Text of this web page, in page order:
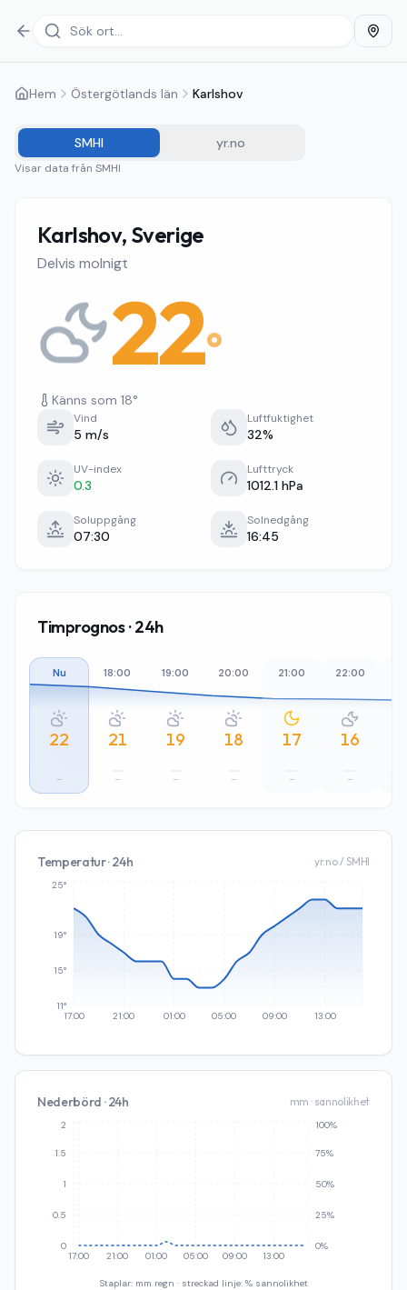
Hem Östergötlands län Karlshov
SMHI yr.no
Visar data från SMHI
Karlshov, Sverige
Delvis molnigt
22°
Känns som 18°
Vind
5 m/s
Luftfuktighet
32%
UV-index
0.3
Lufttryck
1012.1 hPa
Soluppgång
07:30
Solnedgång
16:45
Timprognos · 24h
Nu
22
–
18:00
21
–
19:00
19
–
20:00
18
–
21:00
17
–
22:00
16
–
Temperatur · 24h yr.no / SMHI
17:00 21:00 01:00 05:00 09:00 13:00
11°
15°
19°
25°
Nederbörd · 24h mm · sannolikhet
17:00 21:00 01:00 05:00 09:00 13:00
0
0.5
1
1.5
2
0%
25%
50%
75%
100%
Staplar: mm regn · streckad linje: % sannolikhet